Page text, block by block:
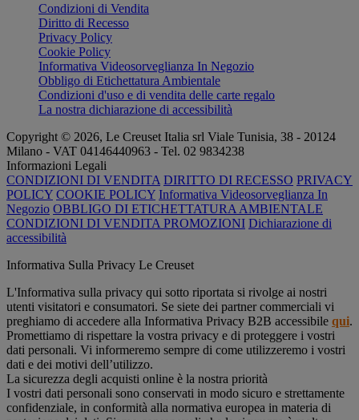
Condizioni di Vendita
Diritto di Recesso
Privacy Policy
Cookie Policy
Informativa Videosorveglianza In Negozio
Obbligo di Etichettatura Ambientale
Condizioni d'uso e di vendita delle carte regalo
La nostra dichiarazione di accessibilità
Copyright © 2026, Le Creuset Italia srl ​​Viale Tunisia, 38 - 20124
Milano - VAT 04146440963 - Tel. 02 9834238
Informazioni Legali
CONDIZIONI DI VENDITA DIRITTO DI RECESSO PRIVACY
POLICY COOKIE POLICY Informativa Videosorveglianza In
Negozio OBBLIGO DI ETICHETTATURA AMBIENTALE
CONDIZIONI DI VENDITA PROMOZIONI Dichiarazione di
accessibilità
Informativa Sulla Privacy Le Creuset
L'Informativa sulla privacy qui sotto riportata si rivolge ai nostri
utenti visitatori e consumatori. Se siete dei partner commerciali vi
preghiamo di accedere alla Informativa Privacy B2B accessibile qui.
Promettiamo di rispettare la vostra privacy e di proteggere i vostri
dati personali. Vi informeremo sempre di come utilizzeremo i vostri
dati e dei motivi dell’utilizzo.
La sicurezza degli acquisti online è la nostra priorità
I vostri dati personali sono conservati in modo sicuro e strettamente
confidenziale, in conformità alla normativa europea in materia di